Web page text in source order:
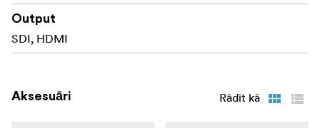
(DC) ar maiņstrāvas (AC) vadu
2x skrūve φ3,0*6 mm
Output
SDI, HDMI
Aksesuāri Rādīt kā